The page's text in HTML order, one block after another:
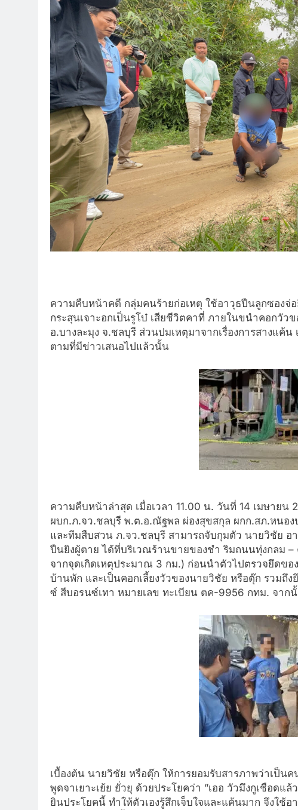
ความคืบหน้าคดี กลุ่มคนร้ายก่อเหตุ ใช้อาวุธปืนลูกซองจ่
กระสุนเจาะอกเป็นรูโบ๋ เสียชีวิตคาที่ ภายในขนำคอกวัว
อ.บางละมุง จ.ชลบุรี ส่วนปมเหตุมาจากเรื่องการสางแค้
ตามที่มีข่าวเสนอไปแล้วนั้น
ความคืบหน้าล่าสุด เมื่อเวลา 11.00 น. วันที่ 14 เมษายน
ผบก.ภ.จว.ชลบุรี พ.ต.อ.ณัฐพล ผ่องสุขสกุล ผกก.สภ.หนอ
และทีมสืบสวน ภ.จว.ชลบุรี สามารถจับกุมตัว นายวิชัย อ
ปืนยิงผู้ตาย ได้ที่บริเวณร้านขายของชำ ริมถนนทุ่งกลม
จากจุดเกิดเหตุประมาณ 3 กม.) ก่อนนำตัวไปตรวจยึดข
บ้านพัก และเป็นคอกเลี้ยงวัวของนายวิชัย หรือตุ๊ก รวมถึ
ซ์ สีบอรนซ์เทา หมายเลข ทะเบียน ตค-9956 กทม. จา
เบื้องต้น นายวิชัย หรือตุ๊ก ให้การยอมรับสารภาพว่าเป็น
พูดจาเยาะเย้ย ยั่วยุ ด้วยประโยคว่า ”เออ วัวมึงกูเชือดแ
ยินประโยคนี้ ทำให้ตัวเองรู้สึกเจ็บใจและแค้นมาก จึงใช้